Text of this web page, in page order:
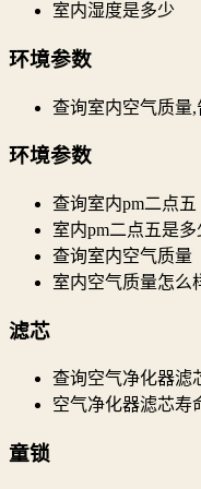
室内湿度是多少
环境参数
查询室内空气质量
环境参数
查询室内pm二点五
室内pm二点五是多
查询室内空气质量
室内空气质量怎么
滤芯
查询空气净化器滤
空气净化器滤芯寿
童锁